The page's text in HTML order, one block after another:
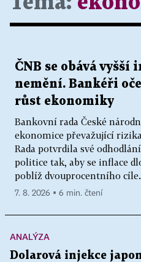
ČNB se obává vyšší
nemění. Bankéři
růst ekonomiky
Bankovní rada České
ekonomice převažující
Rada potvrdila své
politice tak, aby se inflace
poblíž dvouprocentního
7. 8. 2026 ▪ 6 min. čtení
ANALÝZA
Dolarová injekce